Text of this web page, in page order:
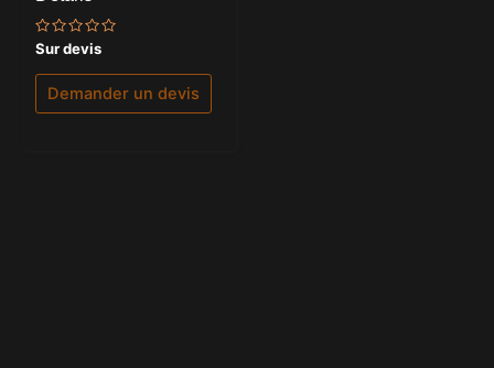
Note
0
sur
Sur devis
Demander un devis